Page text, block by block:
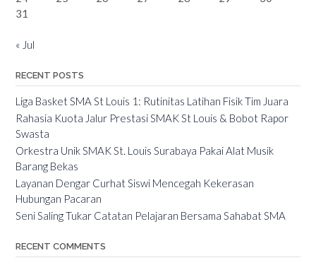
31
« Jul
RECENT POSTS
Liga Basket SMA St Louis 1: Rutinitas Latihan Fisik Tim Juara
Rahasia Kuota Jalur Prestasi SMAK St Louis & Bobot Rapor
Swasta
Orkestra Unik SMAK St. Louis Surabaya Pakai Alat Musik
Barang Bekas
Layanan Dengar Curhat Siswi Mencegah Kekerasan
Hubungan Pacaran
Seni Saling Tukar Catatan Pelajaran Bersama Sahabat SMA
RECENT COMMENTS